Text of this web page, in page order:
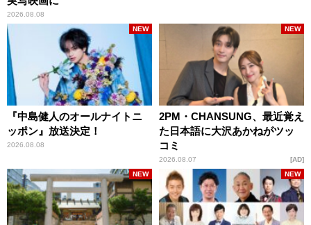
2026.08.08
『中島健人のオールナイトニ
ッポン』放送決定！
2026.08.08
NEW
2PM・CHANSUNG、最近覚え
た日本語に大沢あかねがツッ
コミ
2026.08.07
NEW
AD
NEW NEW